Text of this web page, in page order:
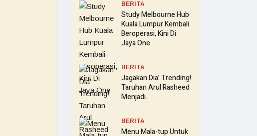
BERITA
Study Melbourne Hub
Kuala Lumpur Kembali
Beroperasi, Kini Di
Jaya One
BERITA
Jagakan Dia’ Trending!
Taruhan Arul Rasheed
Menjadi.
BERITA
Menu Mala-tup Untuk